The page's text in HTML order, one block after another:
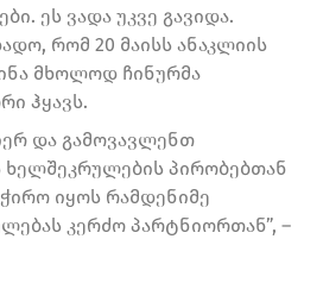
ეს ვადა უკვე გავიდა.
რომ 20 მაისს ანაკლიის
მხოლოდ ჩინურმა
ჰყავს.
და გამოვავლენთ
ხელშეკრულების პირობებთან
იყოს რამდენიმე
კერძო პარტნიორთან”, –